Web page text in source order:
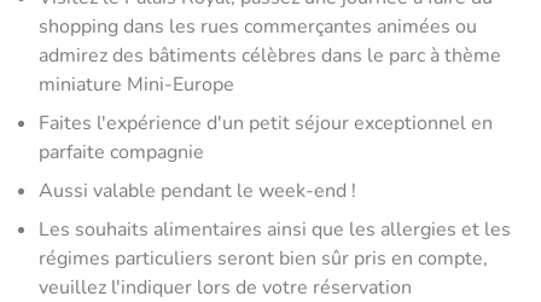
shopping dans les rues commerçantes animées ou
admirez des bâtiments célèbres dans le parc à thème
miniature Mini-Europe
Faites l'expérience d'un petit séjour exceptionnel en
parfaite compagnie
Aussi valable pendant le week-end !
Les souhaits alimentaires ainsi que les allergies et les
régimes particuliers seront bien sûr pris en compte,
veuillez l'indiquer lors de votre réservation